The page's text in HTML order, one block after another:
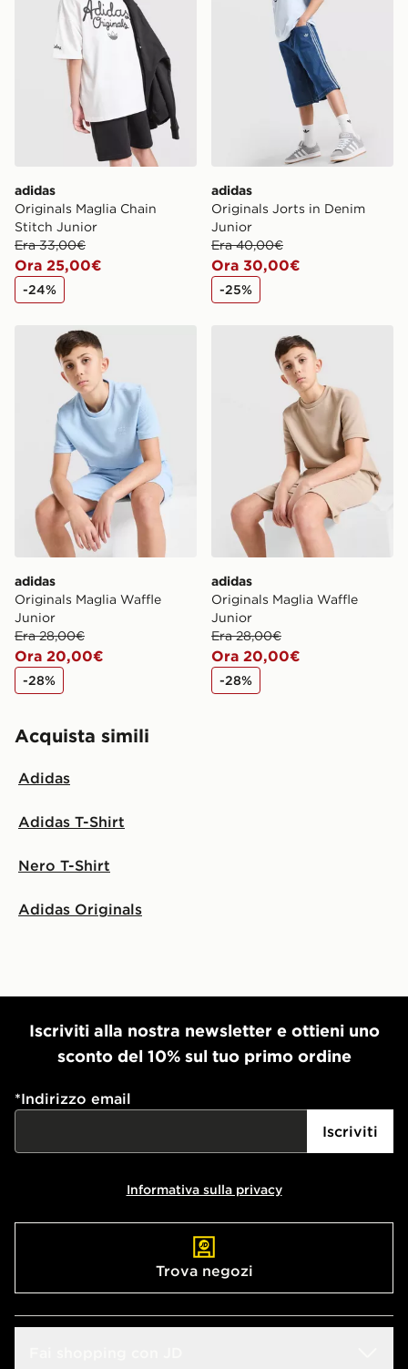
adidas
Originals Maglia Chain
Stitch Junior
Era 33,00€
Ora 25,00€
-24%
adidas
Originals Jorts in Denim
Junior
Era 40,00€
Ora 30,00€
-25%
adidas Originals Maglia Waffle Junior
adidas
Originals Maglia Waffle
Junior
Era 28,00€
Ora 20,00€
-28%
adidas Originals Maglia
adidas
Originals Maglia Waffle
Junior
Era 28,00€
Ora 20,00€
-28%
Acquista simili
Adidas
Adidas T-Shirt
Nero T-Shirt
Adidas Originals
Iscriviti alla nostra newsletter e ottieni uno
sconto del 10% sul tuo primo ordine
*Indirizzo email
Iscriviti
Informativa sulla privacy
Trova negozi